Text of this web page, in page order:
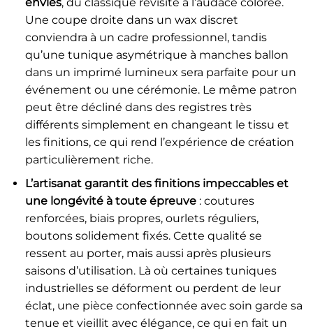
Une coupe droite dans un wax discret
conviendra à un cadre professionnel, tandis
qu’une tunique asymétrique à manches ballon
dans un imprimé lumineux sera parfaite pour un
événement ou une cérémonie. Le même patron
peut être décliné dans des registres très
différents simplement en changeant le tissu et
les finitions, ce qui rend l’expérience de création
particulièrement riche.
L’artisanat garantit des finitions impeccables et
une longévité à toute épreuve: coutures
renforcées, biais propres, ourlets réguliers,
boutons solidement fixés. Cette qualité se
ressent au porter, mais aussi après plusieurs
saisons d’utilisation. Là où certaines tuniques
industrielles se déforment ou perdent de leur
éclat, une pièce confectionnée avec soin garde sa
tenue et vieillit avec élégance, ce qui en fait un